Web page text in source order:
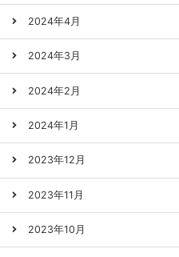
2024年4月
2024年3月
2024年2月
2024年1月
2023年12月
2023年11月
2023年10月